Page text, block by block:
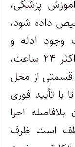
پزشکی،
داده شود،
وجود ادله و
مدارک کافی، بلافاصله ظرف حداکثر ۲۴ ساعت،
قسمتی از محل
با تأیید فوری
اجرا
است ظرف